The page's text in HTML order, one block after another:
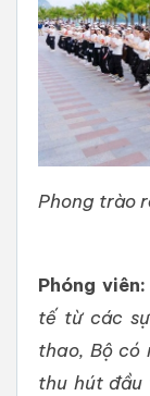
Phong trào
Phóng viên:
tế từ các
thao, Bộ có
thu hút đầu